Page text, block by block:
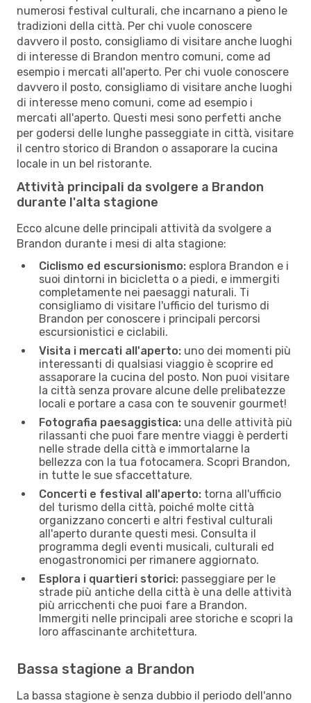
numerosi festival culturali, che incarnano a pieno le
tradizioni della città. Per chi vuole conoscere
davvero il posto, consigliamo di visitare anche luoghi
di interesse di Brandon mentro comuni, come ad
esempio i mercati all'aperto. Per chi vuole conoscere
davvero il posto, consigliamo di visitare anche luoghi
di interesse meno comuni, come ad esempio i
mercati all'aperto. Questi mesi sono perfetti anche
per godersi delle lunghe passeggiate in città, visitare
il centro storico di Brandon o assaporare la cucina
locale in un bel ristorante.
Attività principali da svolgere a Brandon
durante l'alta stagione
Ecco alcune delle principali attività da svolgere a
Brandon durante i mesi di alta stagione:
Ciclismo ed escursionismo: esplora Brandon e i
suoi dintorni in bicicletta o a piedi, e immergiti
completamente nei paesaggi naturali. Ti
consigliamo di visitare l'ufficio del turismo di
Brandon per conoscere i principali percorsi
escursionistici e ciclabili.
Visita i mercati all'aperto: uno dei momenti più
interessanti di qualsiasi viaggio è scoprire ed
assaporare la cucina del posto. Non puoi visitare
la città senza provare alcune delle prelibatezze
locali e portare a casa con te souvenir gourmet!
Fotografia paesaggistica: una delle attività più
rilassanti che puoi fare mentre viaggi è perderti
nelle strade della città e immortalarne la
bellezza con la tua fotocamera. Scopri Brandon,
in tutte le sue sfaccettature.
Concerti e festival all'aperto: torna all'ufficio
del turismo della città, poiché molte città
organizzano concerti e altri festival culturali
all'aperto durante questi mesi. Consulta il
programma degli eventi musicali, culturali ed
enogastronomici per rimanere aggiornato.
Esplora i quartieri storici: passeggiare per le
strade più antiche della città è una delle attività
più arricchenti che puoi fare a Brandon.
Immergiti nelle principali aree storiche e scopri la
loro affascinante architettura.
Bassa stagione a Brandon
La bassa stagione è senza dubbio il periodo dell'anno